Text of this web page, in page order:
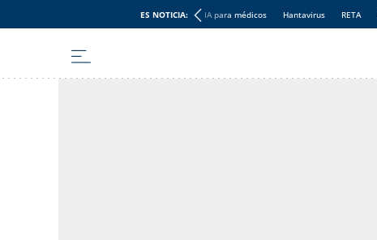
ES NOTICIA: IA para médicos Hantavirus RETA